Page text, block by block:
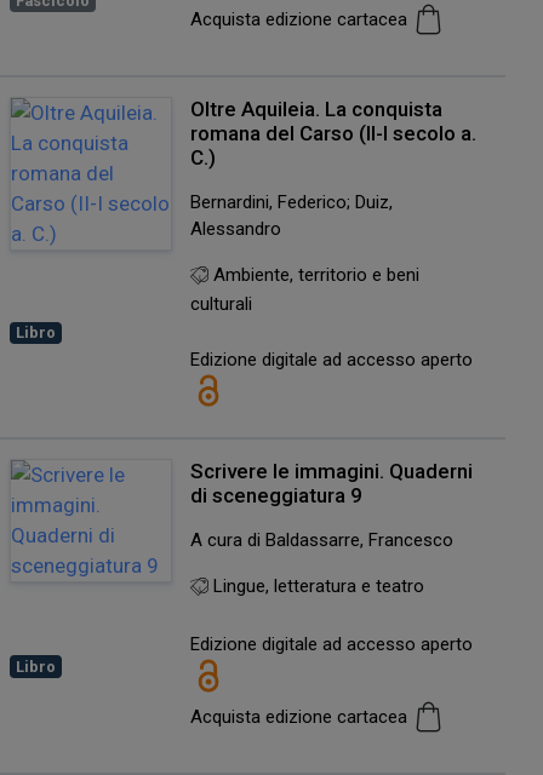
Acquista edizione cartacea
Libro
Oltre Aquileia. La conquista
romana del Carso (II-I secolo a.
C.)
Bernardini, Federico; Duiz,
Alessandro
Ambiente, territorio e beni
culturali
Edizione digitale ad accesso aperto
Libro
Scrivere le immagini. Quaderni
di sceneggiatura 9
A cura di Baldassarre, Francesco
Lingue, letteratura e teatro
Edizione digitale ad accesso aperto
Acquista edizione cartacea